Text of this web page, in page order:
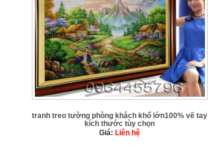
tranh treo tường phòng khách khổ lớn100% vẽ tay
kích thước tùy chọn
Giá: Liên hệ